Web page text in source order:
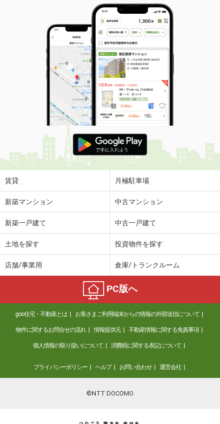
賃貸 月極駐車場
新築マンション 中古マンション
新築一戸建て 中古一戸建て
土地を探す 投資物件を探す
店舗/事業用 倉庫/トランクルーム
PC版へ
goo住宅・不動産とは お客さまご利用端末からの情報の外部送信について
物件に関するお問合せの流れ 情報提供元 不動産情報に関する免責事項
個人情報の取り扱いについて 消費税に関する表記について
プライバシーポリシー ヘルプ お問い合わせ 運営会社
©NTT DOCOMO